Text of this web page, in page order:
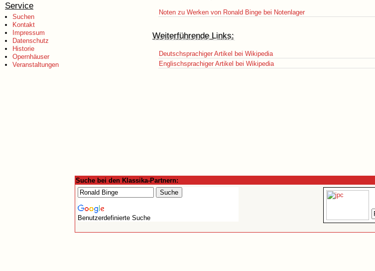
Service
Suchen
Kontakt
Impressum
Datenschutz
Historie
Opernhäuser
Veranstaltungen
Noten zu Werken von Ronald Binge bei Notenlager
Weiterführende Links:
Deutschsprachiger Artikel bei Wikipedia
Englischsprachiger Artikel bei Wikipedia
Suche bei den Klassika-Partnern:
Benutzerdefinierte Suche